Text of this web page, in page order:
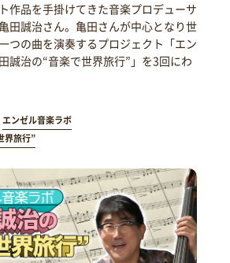
作品を手掛けてきた音楽プロデューサ
田誠治さん。亀田さんが中心となり世
つの曲を演奏するプロジェクト「エン
治の“音楽で世界旅行”」を3回にわ
エンゼル音楽ラボ
界旅行”